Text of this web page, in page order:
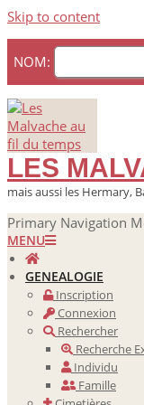
Skip to content
NOM:
LES
mais aussi les Hermary,
Primary Navigation
MENU
GENEALOGIE
Inscription
Connexion
Rechercher
Recherche
Individu
Famille